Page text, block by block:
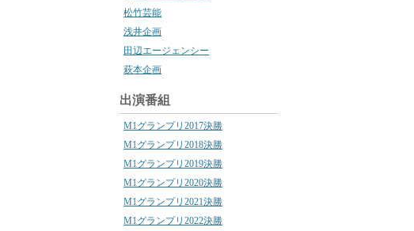
松竹芸能
浅井企画
田辺エージェンシー
萩本企画
出演番組
M1グランプリ2017決勝
M1グランプリ2018決勝
M1グランプリ2019決勝
M1グランプリ2020決勝
M1グランプリ2021決勝
M1グランプリ2022決勝